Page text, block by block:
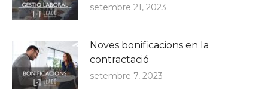
setembre 21, 2023
Noves bonificacions en la
contractació
setembre 7, 2023